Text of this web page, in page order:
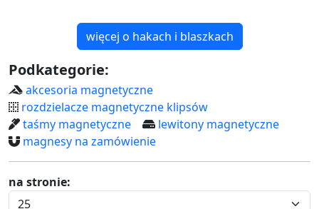
więcej o hakach i blaszkach
Podkategorie:
akcesoria magnetyczne
rozdzielacze magnetyczne klipsów
taśmy magnetyczne
lewitony magnetyczne
magnesy na zamówienie
na stronie: